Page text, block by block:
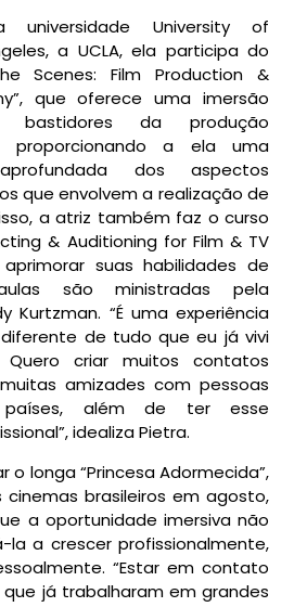
universidade University of
a UCLA, ela participa do
Scenes: Film Production &
que oferece uma imersão
bastidores da produção
proporcionando a ela uma
dos aspectos
que envolvem a realização de
a atriz também faz o curso
& Auditioning for Film & TV
suas habilidades de
são ministradas pela
Kurtzman. “É uma experiência
de tudo que eu já vivi
criar muitos contatos
amizades com pessoas
além de ter esse
idealiza Pietra.
o longa “Princesa Adormecida”,
brasileiros em agosto,
a oportunidade imersiva não
la a crescer profissionalmente,
“Estar em contato
já trabalharam em grandes